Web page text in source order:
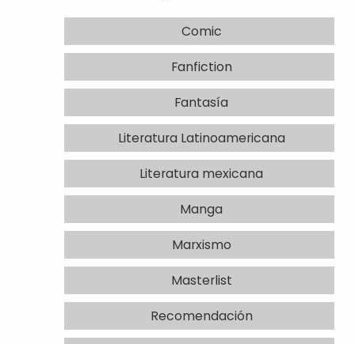
Comic
Fanfiction
Fantasía
Literatura Latinoamericana
Literatura mexicana
Manga
Marxismo
Masterlist
Recomendación